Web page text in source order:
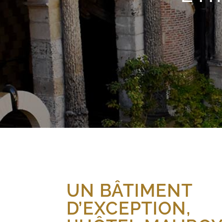
UN BÂTIMENT
D’EXCEPTION,